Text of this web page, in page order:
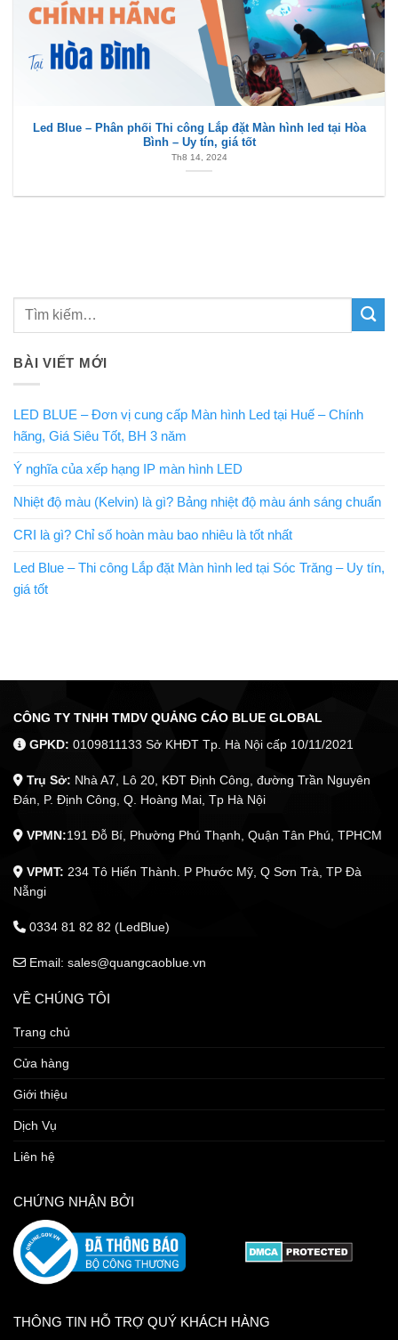
Led Blue – Phân phối Thi công Lắp đặt Màn hình led tại Hòa
Bình – Uy tín, giá tốt
Th8 14, 2024
BÀI VIẾT MỚI
LED BLUE – Đơn vị cung cấp Màn hình Led tại Huế – Chính
hãng, Giá Siêu Tốt, BH 3 năm
Ý nghĩa của xếp hạng IP màn hình LED
Nhiệt độ màu (Kelvin) là gì? Bảng nhiệt độ màu ánh sáng chuẩn
CRI là gì? Chỉ số hoàn màu bao nhiêu là tốt nhất
Led Blue – Thi công Lắp đặt Màn hình led tại Sóc Trăng – Uy tín,
giá tốt
CÔNG TY TNHH TMDV QUẢNG CÁO BLUE GLOBAL
GPKD: 0109811133 Sở KHĐT Tp. Hà Nội cấp 10/11/2021
Trụ Sở: Nhà A7, Lô 20, KĐT Định Công, đường Trần Nguyên
Đán, P. Định Công, Q. Hoàng Mai, Tp Hà Nội
VPMN:191 Đỗ Bí, Phường Phú Thạnh, Quận Tân Phú, TPHCM
VPMT: 234 Tô Hiến Thành. P Phước Mỹ, Q Sơn Trà, TP Đà
Nẵngi
0334 81 82 82 (LedBlue)
Email: sales@quangcaoblue.vn
VỀ CHÚNG TÔI
Trang chủ
Cửa hàng
Giới thiệu
Dịch Vụ
Liên hệ
CHỨNG NHẬN BỞI
THÔNG TIN HỖ TRỢ QUÝ KHÁCH HÀNG